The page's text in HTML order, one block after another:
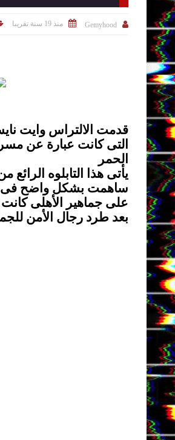

Gemyhood
 منذ 19 سنة تقريبا
قدمت الالتراس وايت
التى كانت عبارة عن
الحمر
يأتى هذا التابلوه
ساهمت بشكل واضح فى
على جماهير الأهلى كانت
بعد طرد رجال الأمن